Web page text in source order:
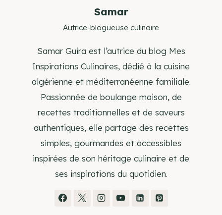
Samar
Autrice-blogueuse culinaire
Samar Guira est l’autrice du blog Mes
Inspirations Culinaires, dédié à la cuisine
algérienne et méditerranéenne familiale.
Passionnée de boulange maison, de
recettes traditionnelles et de saveurs
authentiques, elle partage des recettes
simples, gourmandes et accessibles
inspirées de son héritage culinaire et de
ses inspirations du quotidien.